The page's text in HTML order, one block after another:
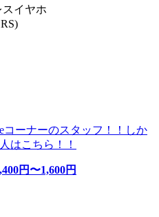
イヤホ
ーナーのスタッフ！！しか
はこちら！！
円〜1,600円